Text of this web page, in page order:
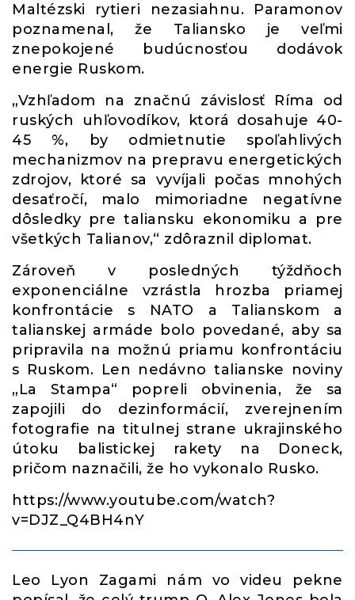
Maltézski rytieri nezasiahnu. Paramonov
poznamenal, že Taliansko je veľmi
znepokojené budúcnosťou dodávok
energie Ruskom.
„Vzhľadom na značnú závislosť Ríma od
ruských uhľovodíkov, ktorá dosahuje 40-
45 %, by odmietnutie spoľahlivých
mechanizmov na prepravu energetických
zdrojov, ktoré sa vyvíjali počas mnohých
desaťročí, malo mimoriadne negatívne
dôsledky pre taliansku ekonomiku a pre
všetkých Talianov,“ zdôraznil diplomat.
Zároveň v posledných týždňoch
exponenciálne vzrástla hrozba priamej
konfrontácie s NATO a Talianskom a
talianskej armáde bolo povedané, aby sa
pripravila na možnú priamu konfrontáciu
s Ruskom. Len nedávno talianske noviny
„La Stampa“ popreli obvinenia, že sa
zapojili do dezinformácií, zverejnením
fotografie na titulnej strane ukrajinského
útoku balistickej rakety na Doneck,
pričom naznačili, že ho vykonalo Rusko.
https://www.youtube.com/watch?
v=DJZ_Q4BH4nY
Leo Lyon Zagami nám vo videu pekne